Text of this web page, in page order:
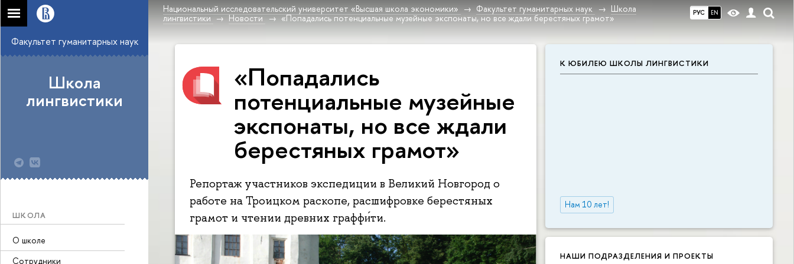
РУС EN
Национальный исследовательский университет «Высшая школа экономики» Факультет гуманитарных наук
Школа
лингвистики
Новости «Попадались потенциальные музейные экспонаты, но все ждали берестяных грамот»
Факультет гуманитарных наук
Школа
лингвистики
ШКОЛА
О школе
Сотрудники
К ЮБИЛЕЮ ШКОЛЫ ЛИНГВИСТИКИ
Нам 10 лет!
НАШИ ПОДРАЗДЕЛЕНИЯ И ПРОЕКТЫ
«Попадались
потенциальные музейные
экспонаты, но все ждали
берестяных грамот»
Репортаж участников экспедиции в Великий Новгород о
работе на Троицком раскопе, расшифровке берестяных
грамот и чтении древних граффи́ти.